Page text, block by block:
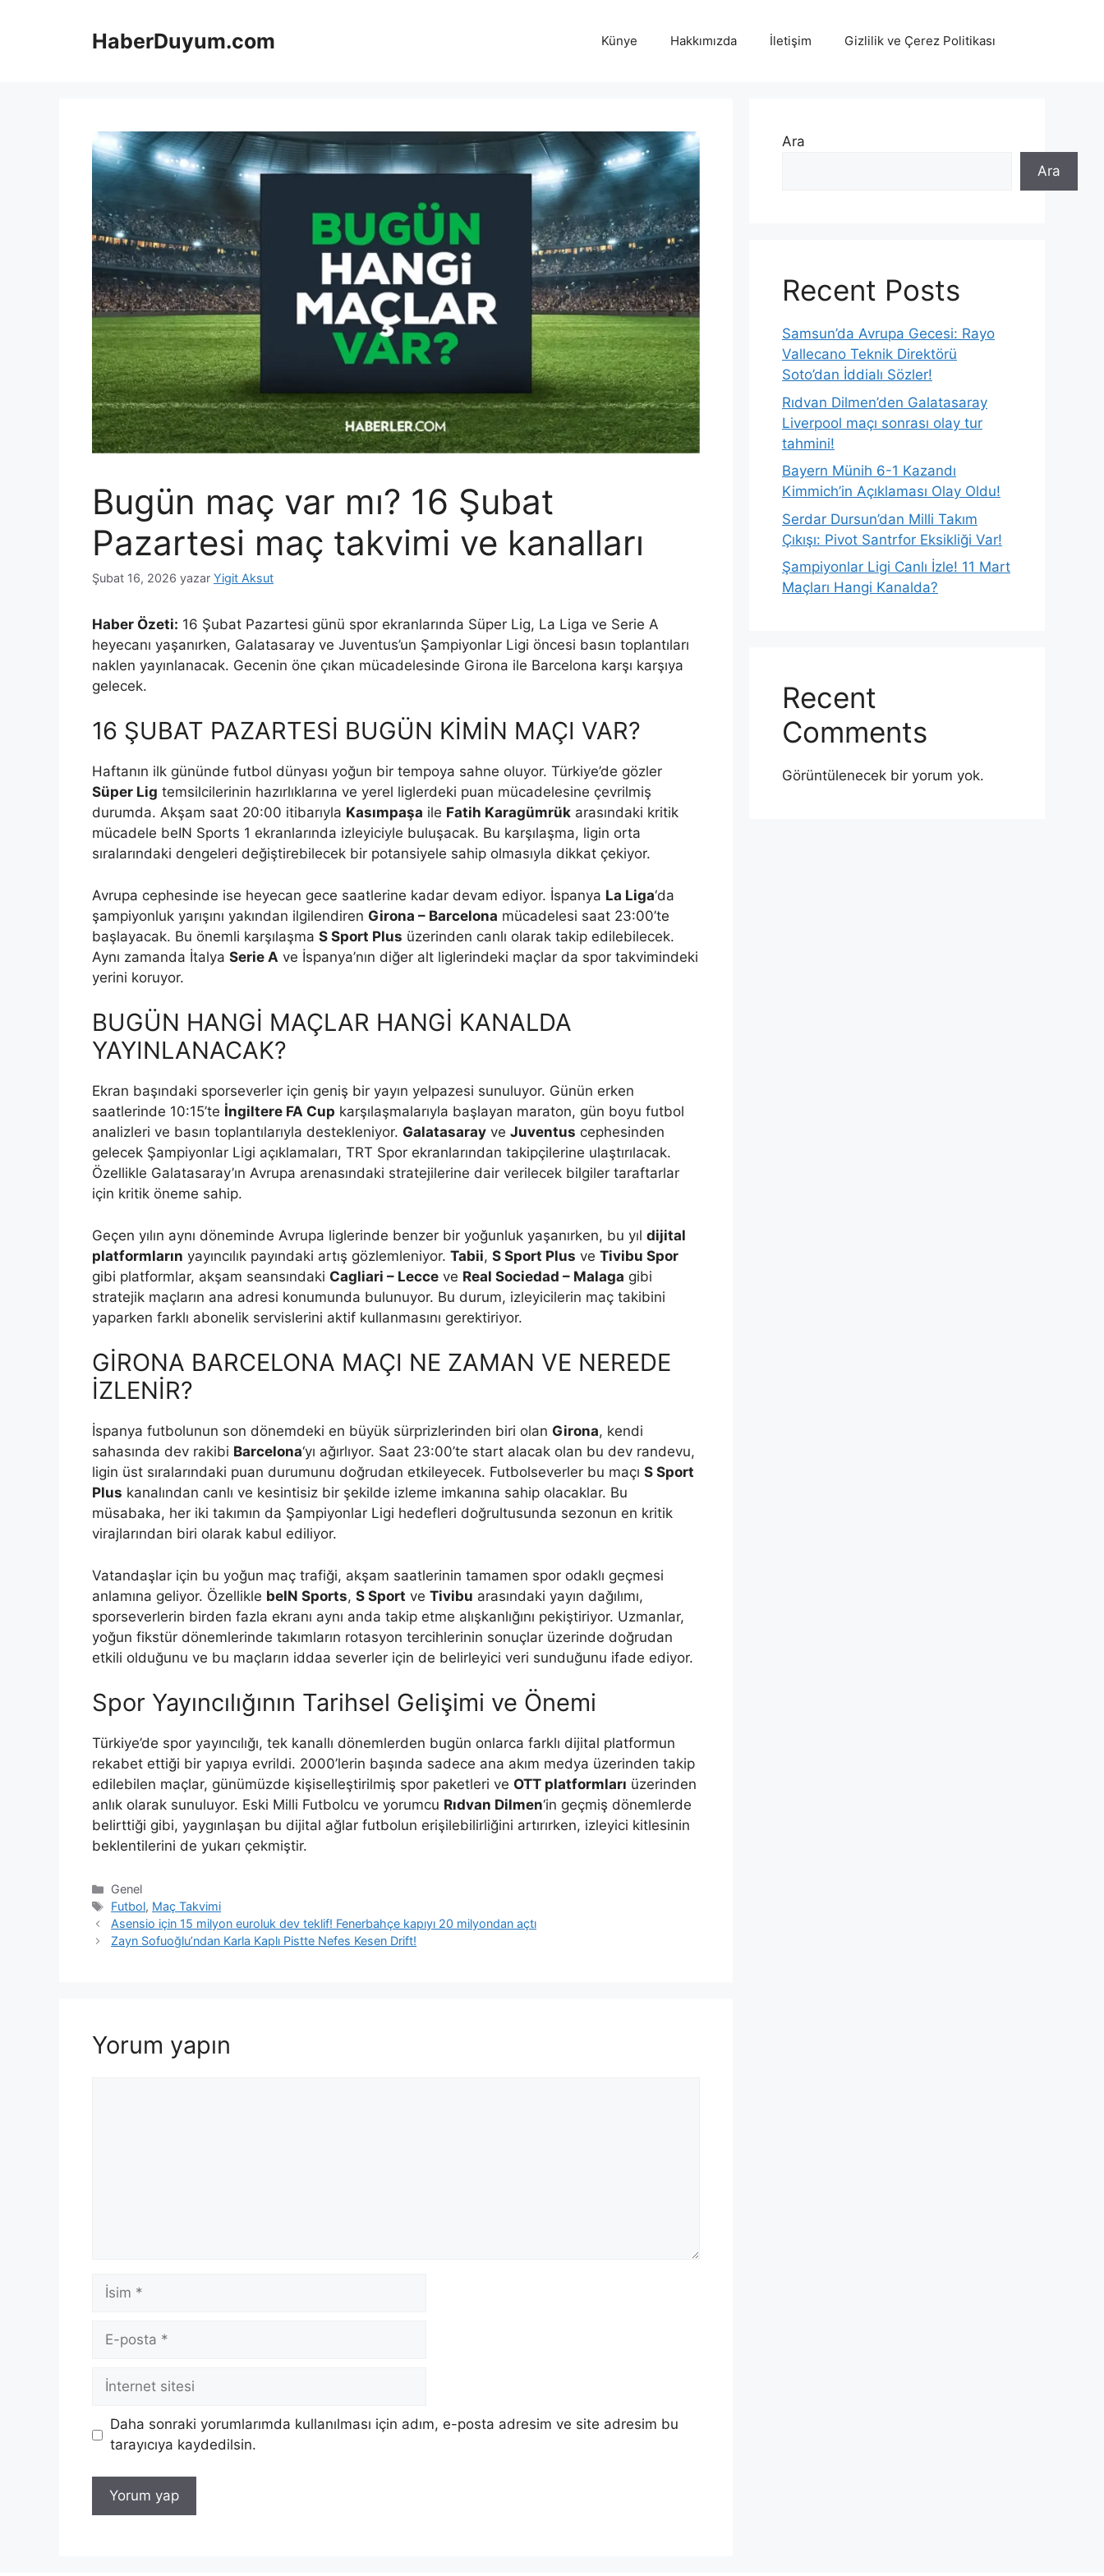
HaberDuyum.com Künye Hakkımızda İletişim Gizlilik ve Çerez Politikası
Bugün maç var mı? 16 Şubat
Pazartesi maç takvimi ve kanalları
Şubat 16, 2026 yazar Yigit Aksut
Haber Özeti: 16 Şubat Pazartesi günü spor ekranlarında Süper Lig, La Liga ve Serie A
heyecanı yaşanırken, Galatasaray ve Juventus’un Şampiyonlar Ligi öncesi basın toplantıları
naklen yayınlanacak. Gecenin öne çıkan mücadelesinde Girona ile Barcelona karşı karşıya
gelecek.
16 ŞUBAT PAZARTESİ BUGÜN KİMİN MAÇI VAR?
Haftanın ilk gününde futbol dünyası yoğun bir tempoya sahne oluyor. Türkiye’de gözler
Süper Lig temsilcilerinin hazırlıklarına ve yerel liglerdeki puan mücadelesine çevrilmiş
durumda. Akşam saat 20:00 itibarıyla Kasımpaşa ile Fatih Karagümrük arasındaki kritik
mücadele beIN Sports 1 ekranlarında izleyiciyle buluşacak. Bu karşılaşma, ligin orta
sıralarındaki dengeleri değiştirebilecek bir potansiyele sahip olmasıyla dikkat çekiyor.
Avrupa cephesinde ise heyecan gece saatlerine kadar devam ediyor. İspanya La Liga‘da
şampiyonluk yarışını yakından ilgilendiren Girona – Barcelona mücadelesi saat 23:00’te
başlayacak. Bu önemli karşılaşma S Sport Plus üzerinden canlı olarak takip edilebilecek.
Aynı zamanda İtalya Serie A ve İspanya’nın diğer alt liglerindeki maçlar da spor takvimindeki
yerini koruyor.
BUGÜN HANGİ MAÇLAR HANGİ KANALDA
YAYINLANACAK?
Ekran başındaki sporseverler için geniş bir yayın yelpazesi sunuluyor. Günün erken
saatlerinde 10:15’te İngiltere FA Cup karşılaşmalarıyla başlayan maraton, gün boyu futbol
analizleri ve basın toplantılarıyla destekleniyor. Galatasaray ve Juventus cephesinden
gelecek Şampiyonlar Ligi açıklamaları, TRT Spor ekranlarından takipçilerine ulaştırılacak.
Özellikle Galatasaray’ın Avrupa arenasındaki stratejilerine dair verilecek bilgiler taraftarlar
için kritik öneme sahip.
Geçen yılın aynı döneminde Avrupa liglerinde benzer bir yoğunluk yaşanırken, bu yıl dijital
platformların yayıncılık payındaki artış gözlemleniyor. Tabii, S Sport Plus ve Tivibu Spor
gibi platformlar, akşam seansındaki Cagliari – Lecce ve Real Sociedad – Malaga gibi
stratejik maçların ana adresi konumunda bulunuyor. Bu durum, izleyicilerin maç takibini
yaparken farklı abonelik servislerini aktif kullanmasını gerektiriyor.
GİRONA BARCELONA MAÇI NE ZAMAN VE NEREDE
İZLENİR?
İspanya futbolunun son dönemdeki en büyük sürprizlerinden biri olan Girona, kendi
sahasında dev rakibi Barcelona‘yı ağırlıyor. Saat 23:00’te start alacak olan bu dev randevu,
ligin üst sıralarındaki puan durumunu doğrudan etkileyecek. Futbolseverler bu maçı S Sport
Plus kanalından canlı ve kesintisiz bir şekilde izleme imkanına sahip olacaklar. Bu
müsabaka, her iki takımın da Şampiyonlar Ligi hedefleri doğrultusunda sezonun en kritik
virajlarından biri olarak kabul ediliyor.
Vatandaşlar için bu yoğun maç trafiği, akşam saatlerinin tamamen spor odaklı geçmesi
anlamına geliyor. Özellikle beIN Sports, S Sport ve Tivibu arasındaki yayın dağılımı,
sporseverlerin birden fazla ekranı aynı anda takip etme alışkanlığını pekiştiriyor. Uzmanlar,
yoğun fikstür dönemlerinde takımların rotasyon tercihlerinin sonuçlar üzerinde doğrudan
etkili olduğunu ve bu maçların iddaa severler için de belirleyici veri sunduğunu ifade ediyor.
Spor Yayıncılığının Tarihsel Gelişimi ve Önemi
Türkiye’de spor yayıncılığı, tek kanallı dönemlerden bugün onlarca farklı dijital platformun
rekabet ettiği bir yapıya evrildi. 2000’lerin başında sadece ana akım medya üzerinden takip
edilebilen maçlar, günümüzde kişiselleştirilmiş spor paketleri ve OTT platformları üzerinden
anlık olarak sunuluyor. Eski Milli Futbolcu ve yorumcu Rıdvan Dilmen‘in geçmiş dönemlerde
belirttiği gibi, yaygınlaşan bu dijital ağlar futbolun erişilebilirliğini artırırken, izleyici kitlesinin
beklentilerini de yukarı çekmiştir.
Kategoriler
Genel
Etiketler
Futbol, Maç Takvimi
Asensio için 15 milyon euroluk dev teklif! Fenerbahçe kapıyı 20 milyondan açtı
Zayn Sofuoğlu’ndan Karla Kaplı Pistte Nefes Kesen Drift!
Yorum yapın
İsim
posta
İnternet
Daha sonraki yorumlarımda kullanılması için adım, e-posta adresim ve site adresim bu
tarayıcıya kaydedilsin.
Ara
Ara
Recent Posts
Samsun’da Avrupa Gecesi: Rayo
Vallecano Teknik Direktörü
Soto’dan İddialı Sözler!
Rıdvan Dilmen’den Galatasaray
Liverpool maçı sonrası olay tur
tahmini!
Bayern Münih 6-1 Kazandı
Kimmich’in Açıklaması Olay Oldu!
Serdar Dursun’dan Milli Takım
Çıkışı: Pivot Santrfor Eksikliği Var!
Şampiyonlar Ligi Canlı İzle! 11 Mart
Maçları Hangi Kanalda?
Recent
Comments
Görüntülenecek bir yorum yok.